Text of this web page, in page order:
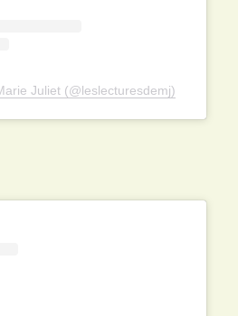
Juliet (@leslecturesdemj)